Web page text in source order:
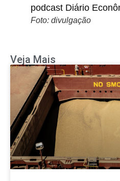
Foto: divulgação
Veja Mais